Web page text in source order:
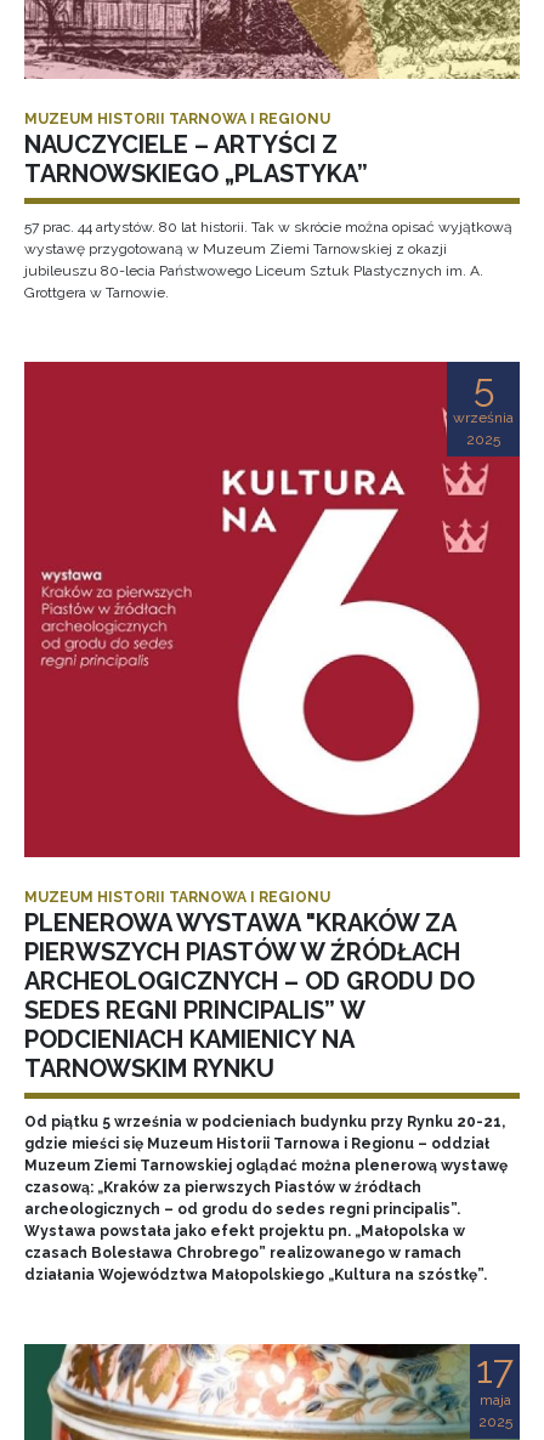
MUZEUM HISTORII TARNOWA I REGIONU
NAUCZYCIELE – ARTYŚCI Z
TARNOWSKIEGO „PLASTYKA”
57 prac. 44 artystów. 80 lat historii. Tak w skrócie można opisać wyjątkową
wystawę przygotowaną w Muzeum Ziemi Tarnowskiej z okazji
jubileuszu 80-lecia Państwowego Liceum Sztuk Plastycznych im. A.
Grottgera w Tarnowie.
5
września
2025
MUZEUM HISTORII TARNOWA I REGIONU
PLENEROWA WYSTAWA "KRAKÓW ZA
PIERWSZYCH PIASTÓW W ŹRÓDŁACH
ARCHEOLOGICZNYCH – OD GRODU DO
SEDES REGNI PRINCIPALIS” W
PODCIENIACH KAMIENICY NA
TARNOWSKIM RYNKU
Od piątku 5 września w podcieniach budynku przy Rynku 20-21,
gdzie mieści się Muzeum Historii Tarnowa i Regionu – oddział
Muzeum Ziemi Tarnowskiej oglądać można plenerową wystawę
czasową: „Kraków za pierwszych Piastów w źródłach
archeologicznych – od grodu do sedes regni principalis”.
Wystawa powstała jako efekt projektu pn. „Małopolska w
czasach Bolesława Chrobrego” realizowanego w ramach
działania Województwa Małopolskiego „Kultura na szóstkę”.
17
maja
2025